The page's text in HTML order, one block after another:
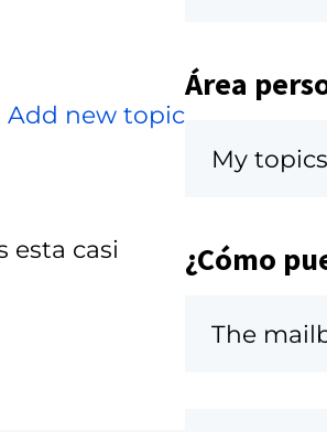
Add new topic
esta casi
Área
My topics
¿Cómo
The